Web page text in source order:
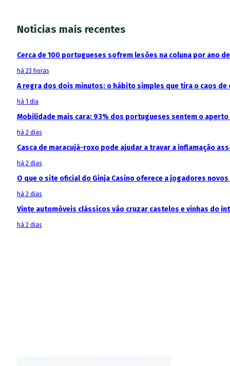
Notícias mais recentes
Cerca de 100 portugueses sofrem lesões na coluna por ano
há 23 horas
A regra dos dois minutos: o hábito simples que tira o caos de
há 1 dia
Mobilidade mais cara: 93% dos portugueses sentem o
há 2 dias
Casca de maracujá-roxo pode ajudar a travar a inflamação
há 2 dias
O que o site oficial do Ginja Casino oferece a jogadores
há 2 dias
Vinte automóveis clássicos vão cruzar castelos e vinhas do
há 2 dias